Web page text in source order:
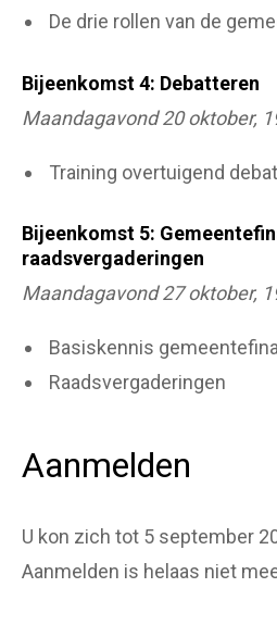
De drie rollen van de
Bijeenkomst 4: Debatteren
Maandagavond 20 oktober,
Training overtuigend
Bijeenkomst 5:
raadsvergaderingen
Maandagavond 27 oktober,
Basiskennis
Raadsvergaderingen
Aanmelden
U kon zich tot 5 september
Aanmelden is helaas niet